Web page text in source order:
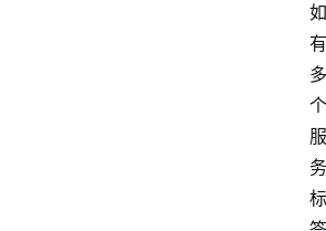
如
有
多
个
服
务
标